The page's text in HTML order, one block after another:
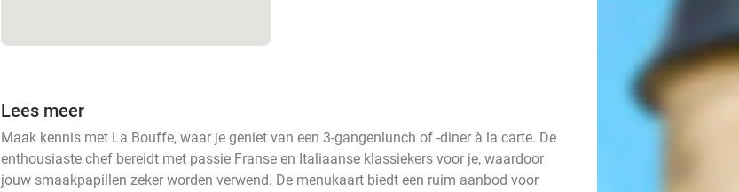
Lees meer
Maak kennis met La Bouffe, waar je geniet van een 3-gangenlunch of -diner à la carte. De
enthousiaste chef bereidt met passie Franse en Italiaanse klassiekers voor je, waardoor
jouw smaakpapillen zeker worden verwend. De menukaart biedt een ruim aanbod voor